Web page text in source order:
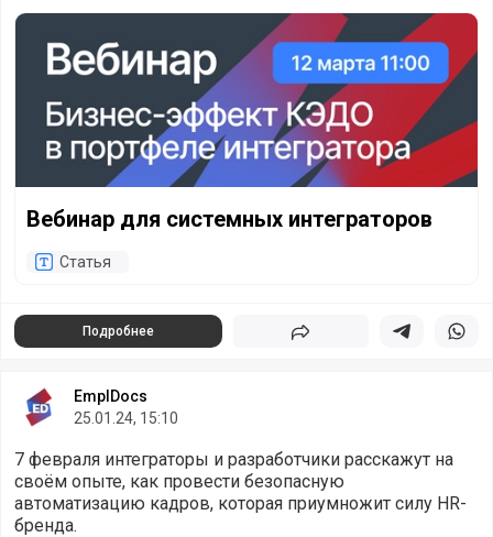
Вебинар для системных интеграторов
Вебинар для системных интеграторов
Статья
Подробнее Поделиться Поделиться в
EmplDocs
25.01.24, 15:10
7 февраля интеграторы и разработчики расскажут на
своём опыте, как провести безопасную
автоматизацию кадров, которая приумножит силу HR-
бренда.